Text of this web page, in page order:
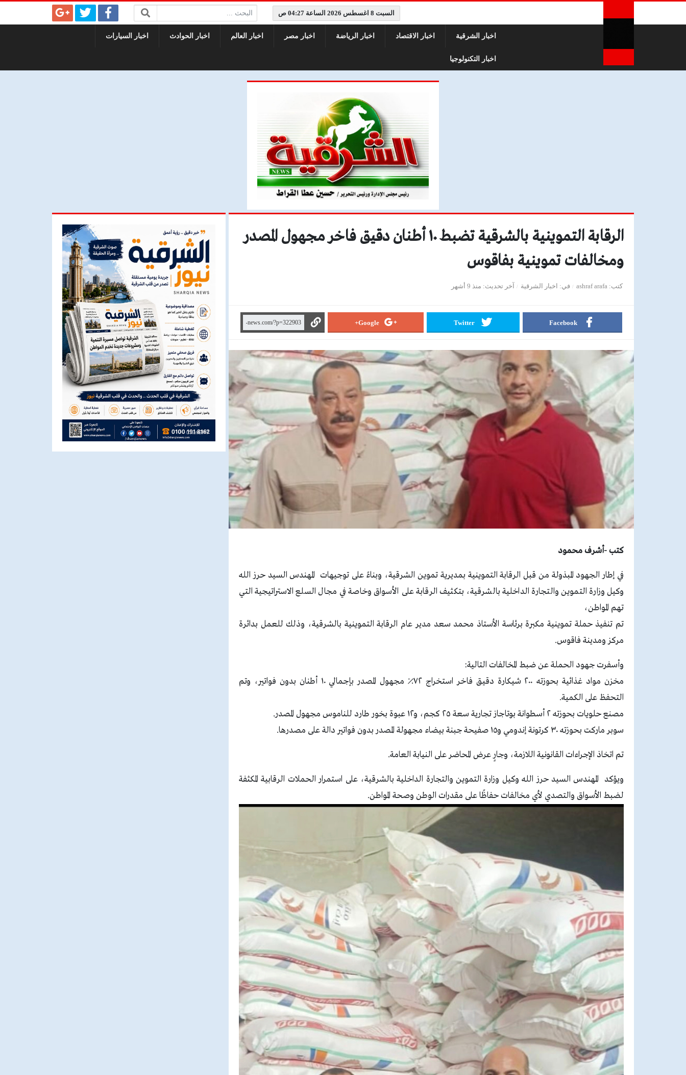
السبت 8 اغسطس 2026 الساعة 04:27 ص البحث:
اخبار الشرقية اخبار الاقتصاد اخبار الرياضة اخبار مصر اخبار العالم اخبار الحوادث اخبار السيارات
اخبار التكنولوجيا
الرقابة التموينية بالشرقية تضبط ١٠ أطنان دقيق فاخر مجهول المصدر
ومخالفات تموينية بفاقوس
كتب ashraf arafa في اخبار الشرقية آخر تحديث منذ 9 أشهر
Facebook
Twitter
Google+
كتب -أشرف محمود
في إطار الجهود المبذولة من قبل الرقابة التموينية بمديرية تموين الشرقية، وبناءً على توجيهات المهندس السيد حرز الله
وكيل وزارة التموين والتجارة الداخلية بالشرقية، بتكثيف الرقابة على الأسواق وخاصة في مجال السلع الاستراتيجية التي
تهم المواطن،
تم تنفيذ حملة تموينية مكبرة برئاسة الأستاذ محمد سعد مدير عام الرقابة التموينية بالشرقية، وذلك للعمل بدائرة
مركز ومدينة فاقوس.
وأسفرت جهود الحملة عن ضبط المخالفات التالية:
مخزن مواد غذائية بحوزته ٢٠٠ شيكارة دقيق فاخر استخراج ٧٢٪ مجهول المصدر بإجمالي ١٠ أطنان بدون فواتير، وتم
التحفظ على الكمية.
مصنع حلويات بحوزته ٢ أسطوانة بوتاجاز تجارية سعة ٢٥ كجم، و١٢ عبوة بخور طارد للناموس مجهول المصدر.
سوبر ماركت بحوزته ٣٠ كرتونة إندومي و١٥ صفيحة جبنة بيضاء مجهولة المصدر بدون فواتير دالة على مصدرها.
تم اتخاذ الإجراءات القانونية اللازمة، وجارٍ عرض المحاضر على النيابة العامة.
ويؤكد المهندس السيد حرز الله وكيل وزارة التموين والتجارة الداخلية بالشرقية، على استمرار الحملات الرقابية المكثفة
لضبط الأسواق والتصدي لأي مخالفات حفاظًا على مقدرات الوطن وصحة المواطن.